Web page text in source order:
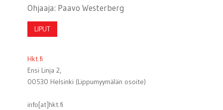
Ohjaaja: Paavo Westerberg
LIPUT
Hkt.fi
Ensi Linja 2,
00530 Helsinki (Lippumyymälän osoite)
info[at]hkt.fi